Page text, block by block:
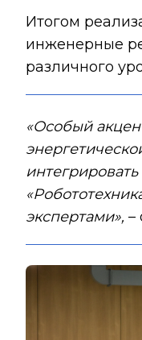
Итогом
инженерные
различного
«Особый
экспертами», –